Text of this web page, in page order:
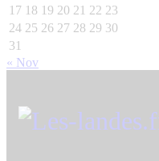
17 18 19 20 21 22 23
24 25 26 27 28 29 30
31
« Nov